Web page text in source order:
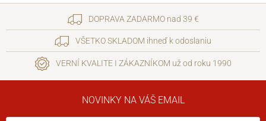
DOPRAVA ZADARMO nad 39 €
VŠETKO SKLADOM ihneď k odoslaniu
VERNÍ KVALITE I ZÁKAZNÍKOM už od roku 1990
NOVINKY NA VÁŠ EMAIL